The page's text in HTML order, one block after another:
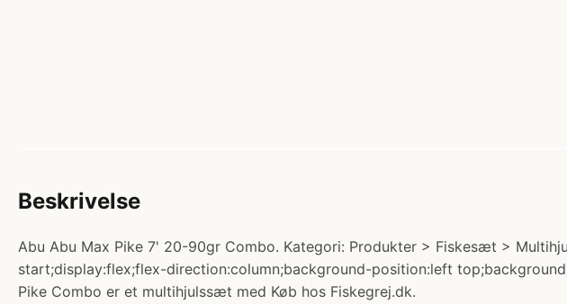
Beskrivelse
Abu Abu Max Pike 7' 20-90gr Combo. Kategori: Produkter > Fiskesæt >
start;display:flex;flex-direction:column;background-position:left
Pike Combo er et multihjulssæt med Køb hos Fiskegrej.dk.